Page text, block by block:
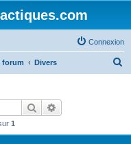
Connexion
forum Divers
Rechercher
1